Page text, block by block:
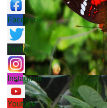
Facebook
Twitter
Instagram
Youtube